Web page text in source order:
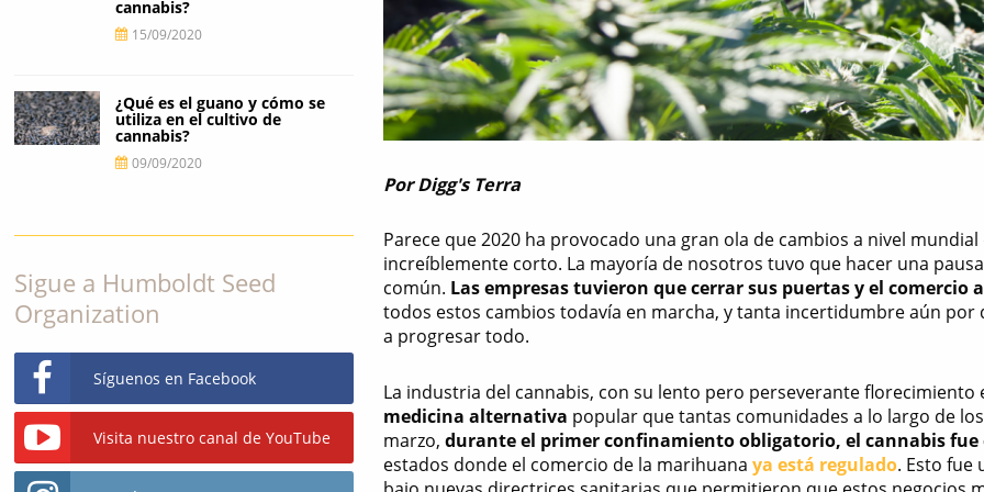
Por Digg's Terra
Parece que 2020 ha provocado una gran ola de cambios a nivel
increíblemente corto. La mayoría de nosotros tuvo que hacer una
común. Las empresas tuvieron que cerrar sus puertas y el
todos estos cambios todavía en marcha, y tanta incertidumbre aún por
a progresar todo.
La industria del cannabis, con su lento pero perseverante
medicina alternativa popular que tantas comunidades a lo largo de
marzo,durante el primer confinamiento obligatorio, el cannabis
estados donde el comercio de la marihuanaya está regulado. Esto fue
cannabis?
15/09/2020
¿Qué es el guano y cómo se
utiliza en el cultivo de
cannabis?
09/09/2020
Sigue a Humboldt Seed
Organization
Síguenos en Facebook
Visita nuestro canal de YouTube